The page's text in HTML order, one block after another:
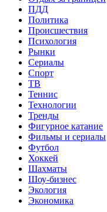
ПДД
Политика
Происшествия
Психология
Рынки
Сериалы
Спорт
ТВ
Теннис
Технологии
Тренды
Фигурное катание
Фильмы и сериалы
Футбол
Хоккей
Шахматы
Шоу-бизнес
Экология
Экономика